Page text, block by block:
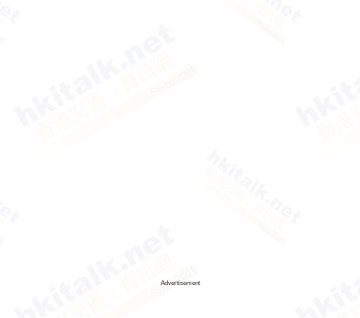
Advertisement